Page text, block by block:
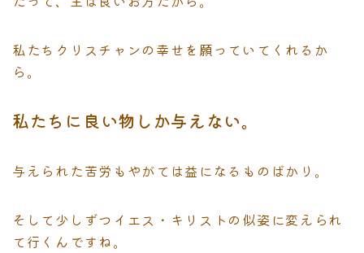
私たちクリスチャンの幸せを願っていてくれるか
ら。
私たちに良い物しか与えない。
与えられた苦労もやがては益になるものばかり。
そして少しずつイエス・キリストの似姿に変えられ
て行くんですね。